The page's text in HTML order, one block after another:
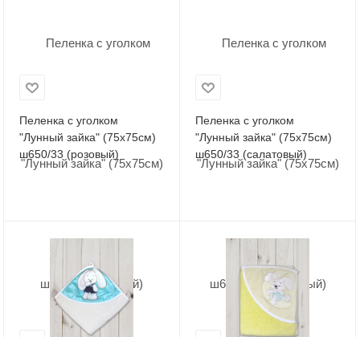
Пеленка с уголком
"Лунный зайка" (75х75см)
ш650/33 (розовый)
Пеленка с уголком
"Лунный зайка" (75х75см)
ш650/33 (салатовый)